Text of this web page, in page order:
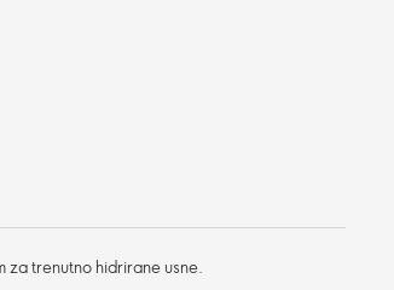
za trenutno hidrirane usne.